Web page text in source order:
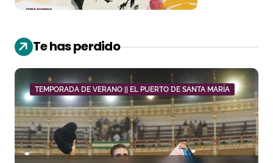
Te has perdido
TEMPORADA DE VERANO || EL PUERTO DE SANTA MARÍA